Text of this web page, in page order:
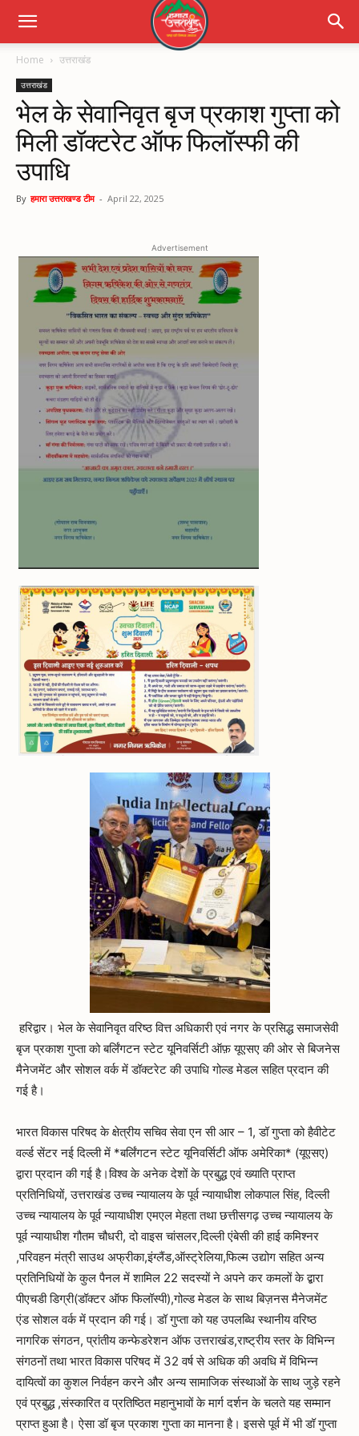
Home उत्तराखंड
उत्तराखंड
भेल के सेवानिवृत बृज प्रकाश गुप्ता को
मिली डॉक्टरेट ऑफ फिलॉस्फी की
उपाधि
By हमारा उत्तराखण्ड टीम - April 22, 2025
Advertisement
हरिद्वार। भेल के सेवानिवृत वरिष्ठ वित्त अधिकारी एवं नगर के प्रसिद्ध समाजसेवी
बृज प्रकाश गुप्ता को बर्लिंगटन स्टेट यूनिवर्सिटी ऑफ़ यूएसए की ओर से बिजनेस
मैनेजमेंट और सोशल वर्क में डॉक्टरेट की उपाधि गोल्ड मेडल सहित प्रदान की
गई है।
भारत विकास परिषद के क्षेत्रीय सचिव सेवा एन सी आर – 1, डॉ गुप्ता को हैवीटेट
वर्ल्ड सेंटर नई दिल्ली में *बर्लिंगटन स्टेट यूनिवर्सिटी ऑफ अमेरिका* (यूएसए)
द्वारा प्रदान की गई है।विश्व के अनेक देशों के प्रबुद्ध एवं ख्याति प्राप्त
प्रतिनिधियों, उत्तराखंड उच्च न्यायालय के पूर्व न्यायाधीश लोकपाल सिंह, दिल्ली
उच्च न्यायालय के पूर्व न्यायाधीश एमएल मेहता तथा छत्तीसगढ़ उच्च न्यायालय के
पूर्व न्यायाधीश गौतम चौधरी, दो वाइस चांसलर,दिल्ली एंबेसी की हाई कमिश्नर
,परिवहन मंत्री साउथ अफ्रीका,इंग्लैंड,ऑस्ट्रेलिया,फिल्म उद्योग सहित अन्य
प्रतिनिधियों के कुल पैनल में शामिल 22 सदस्यों ने अपने कर कमलों के द्बारा
पीएचडी डिग्री(डॉक्टर ऑफ फिलॉस्पी),गोल्ड मेडल के साथ बिज़नस मैनेजमेंट
एंड सोशल वर्क में प्रदान की गई। डॉ गुप्ता को यह उपलब्धि स्थानीय वरिष्ठ
नागरिक संगठन, प्रांतीय कन्फेडरेशन ऑफ उत्तराखंड,राष्ट्रीय स्तर के विभिन्न
संगठनों तथा भारत विकास परिषद में 32 वर्ष से अधिक की अवधि में विभिन्न
दायित्वों का कुशल निर्वहन करने और अन्य सामाजिक संस्थाओं के साथ जुड़े रहने
एवं प्रबुद्ध ,संस्कारित व प्रतिष्ठित महानुभावों के मार्ग दर्शन के चलते यह सम्मान
प्राप्त हुआ है। ऐसा डॉ बृज प्रकाश गुप्ता का मानना है। इससे पूर्व में भी डॉ गुप्ता